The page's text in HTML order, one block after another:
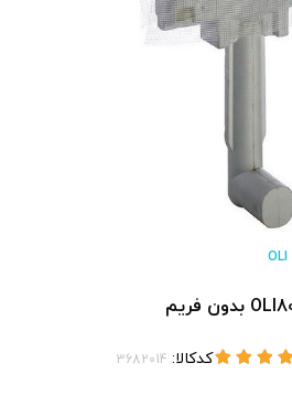
OLI
کدکالا: